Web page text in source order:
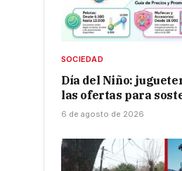
SOCIEDAD
Día del Niño:
las ofertas para
6 de agosto de 2026